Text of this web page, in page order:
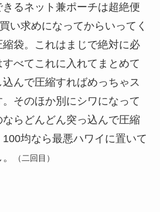
るネット兼ポーチは超絶便
い求めになってからいってく
袋。これはまじで絶対に必
べてこれに入れてまとめて
んで圧縮すればめっちゃス
そのほか別にシワになって
らどんどん突っ込んで圧縮
均なら最悪ハワイに置いて
（二回目）